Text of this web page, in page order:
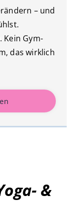
– und
Kein Gym-
das wirklich
&